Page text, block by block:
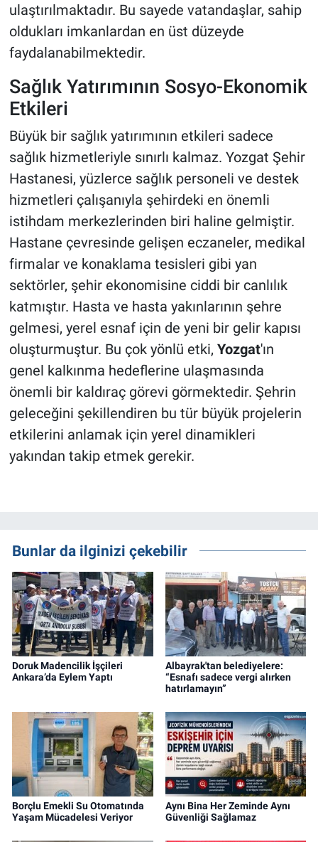
ulaştırılmaktadır. Bu sayede vatandaşlar, sahip
oldukları imkanlardan en üst düzeyde
faydalanabilmektedir.
Sağlık Yatırımının Sosyo-Ekonomik
Etkileri
Büyük bir sağlık yatırımının etkileri sadece
sağlık hizmetleriyle sınırlı kalmaz. Yozgat Şehir
Hastanesi, yüzlerce sağlık personeli ve destek
hizmetleri çalışanıyla şehirdeki en önemli
istihdam merkezlerinden biri haline gelmiştir.
Hastane çevresinde gelişen eczaneler, medikal
firmalar ve konaklama tesisleri gibi yan
sektörler, şehir ekonomisine ciddi bir canlılık
katmıştır. Hasta ve hasta yakınlarının şehre
gelmesi, yerel esnaf için de yeni bir gelir kapısı
oluşturmuştur. Bu çok yönlü etki, Yozgat'ın
genel kalkınma hedeflerine ulaşmasında
önemli bir kaldıraç görevi görmektedir. Şehrin
geleceğini şekillendiren bu tür büyük projelerin
etkilerini anlamak için yerel dinamikleri
yakından takip etmek gerekir.
Bunlar da ilginizi çekebilir
Doruk Madencilik İşçileri
Ankara’da Eylem Yaptı
Albayrak'tan belediyelere:
“Esnafı sadece vergi alırken
hatırlamayın”
Borçlu Emekli Su Otomatında
Yaşam Mücadelesi Veriyor
Aynı Bina Her Zeminde Aynı
Güvenliği Sağlamaz